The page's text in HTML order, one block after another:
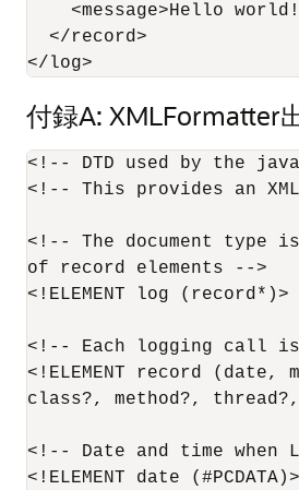
<message>Hello
  </record>
</log>
付録A: XMLFormatter
<!-- DTD used by the
<!-- This provides an
<!-- The document type
of record elements -->
<!ELEMENT log (record*)>
<!-- Each logging call
<!ELEMENT record
class?, method?,
<!-- Date and time when
<!ELEMENT date (#PCDATA)>